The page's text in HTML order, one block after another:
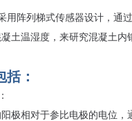
用阵列梯式传感器设计，通
土温湿度，来研究混凝土内
：
极相对于参比电极的电位，